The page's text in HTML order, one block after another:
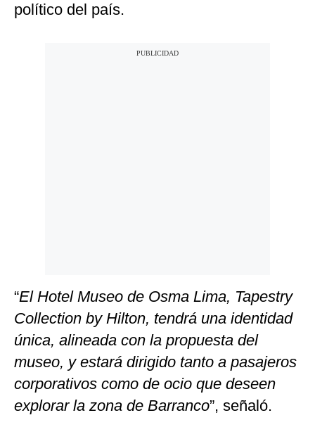
político del país.
“El Hotel Museo de Osma Lima, Tapestry
Collection by Hilton, tendrá una identidad
única, alineada con la propuesta del
museo, y estará dirigido tanto a pasajeros
corporativos como de ocio que deseen
explorar la zona de Barranco”, señaló.